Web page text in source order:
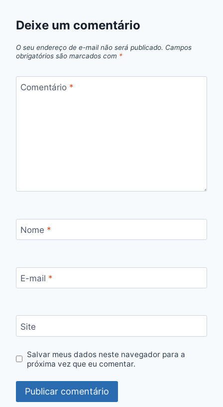
Deixe um comentário
O seu endereço de e-mail não será publicado. Campos
obrigatórios são marcados com *
Comentário *
Nome *
E-mail *
Site
Salvar meus dados neste navegador para a
próxima vez que eu comentar.